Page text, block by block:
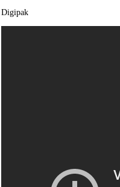
Digipak